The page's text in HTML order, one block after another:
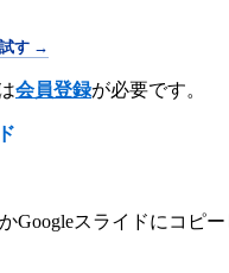
す →
会員登録が必要です。
Googleスライドにコピ